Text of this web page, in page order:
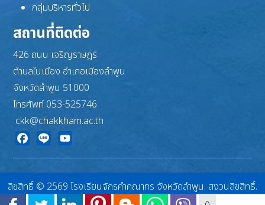
กลุ่มบริหารทั่วไป
สถานที่ติดต่อ
426 ถนน เจริญราษฎร์
ตำบลในเมือง อำเภอเมืองลำพูน
จังหวัดลำพูน 51000
โทรศัพท์ 053-525746
ckk@chakkham.ac.th
ลิขสิทธิ์ © 2569 โรงเรียนจักรคำคณาทร จังหวัดลำพูน. สงวนลิขสิทธิ์.